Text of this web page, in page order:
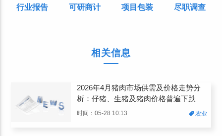
行业报告 可研商计 项目包装 尽职调查
相关信息
2026年4月猪肉市场供需及价格走势分
析：仔猪、生猪及猪肉价格普遍下跌
时间：05-28 10:13 农业